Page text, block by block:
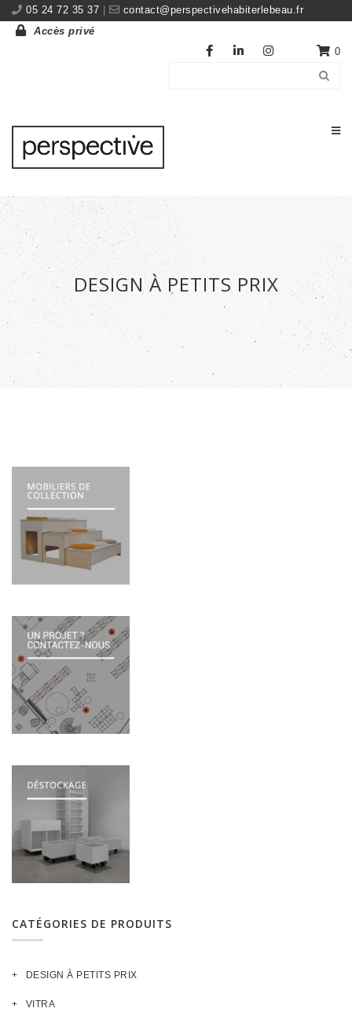
05 24 72 35 37
contact@perspectivehabiterlebeau.fr
Accès privé
0
DESIGN À PETITS PRIX
CATÉGORIES DE PRODUITS
DESIGN À PETITS PRIX
VITRA